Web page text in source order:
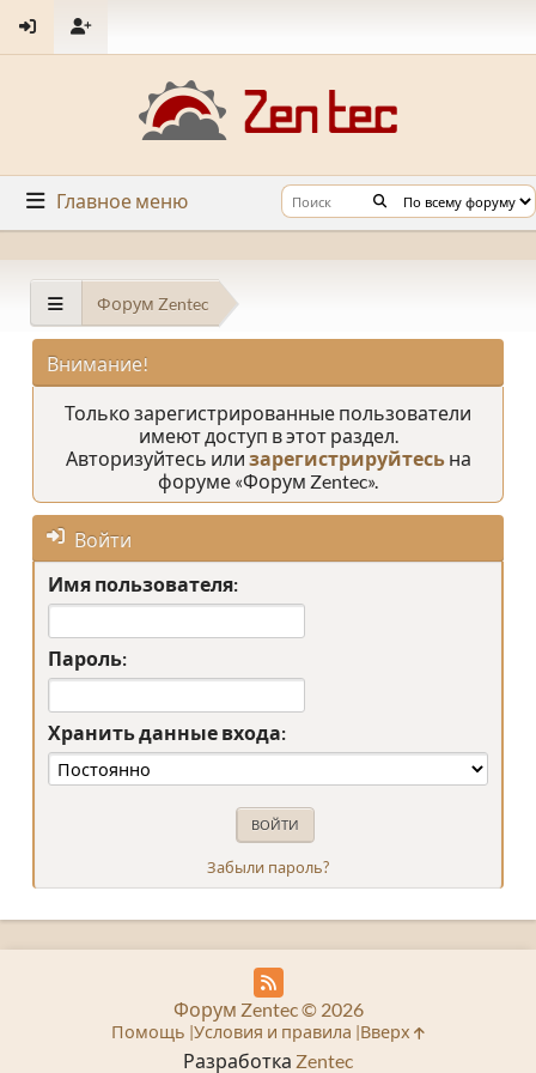
Главное меню
Форум Zentec
Внимание!
Только зарегистрированные пользователи
имеют доступ в этот раздел.
Авторизуйтесь или зарегистрируйтесьна
форуме «Форум Zentec».
Войти
Имя пользователя:
Пароль:
Хранить данные входа:
Забыли пароль?
Разработка Zentec
Форум Zentec © 2026
Помощь Условия и правила Вверх